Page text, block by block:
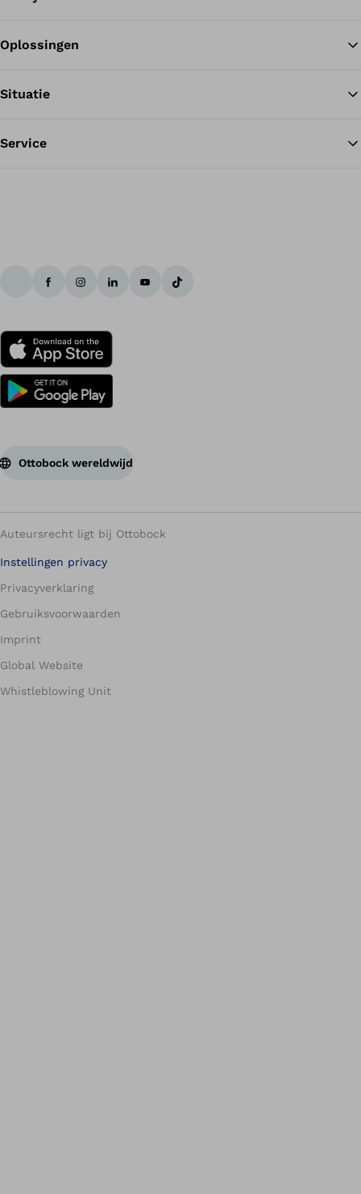
Oplossingen
Situatie
Service
Ottobock wereldwijd
Auteursrecht ligt bij Ottobock
Instellingen privacy
Privacyverklaring
Gebruiksvoorwaarden
Imprint
Global Website
Whistleblowing Unit